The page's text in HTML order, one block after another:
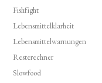
Fishfight
Lebensmittelklarheit
Lebensmittelwarnungen
Resterechner
Slowfood